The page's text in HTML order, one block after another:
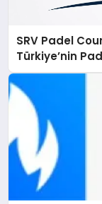
SRV Padel
Türkiye’nin